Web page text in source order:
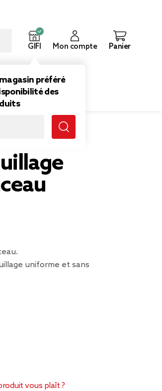
GIFI
préféré
des
Mon compte Panier
uniforme et sans
vous plaît ?